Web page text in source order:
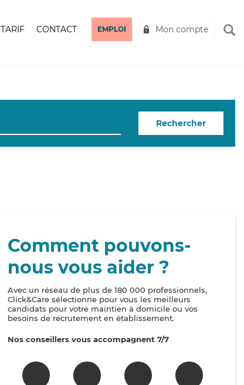
TARIF CONTACT EMPLOI Mon compte
Rechercher
Comment pouvons-
nous vous aider ?
Avec un réseau de plus de 180 000 professionnels,
Click&Care sélectionne pour vous les meilleurs
candidats pour votre maintien à domicile ou vos
besoins de recrutement en établissement.
Nos conseillers vous accompagnent 7/7